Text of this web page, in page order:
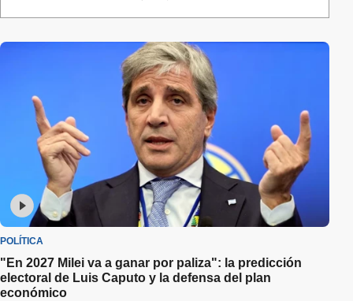
POLÍTICA
"En 2027 Milei va a ganar por paliza": la predicción
electoral de Luis Caputo y la defensa del plan
económico